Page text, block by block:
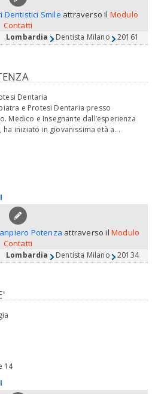
Dentistici Smile attraverso il Modulo
Contatti
Lombardia Dentista Milano 20161
Dentaria
e Protesi Dentaria presso
Medico e Insegnante dall’esperienza
iniziato in giovanissima età a...
Potenza attraverso ilModulo
Contatti
Lombardia Dentista Milano 20134
14